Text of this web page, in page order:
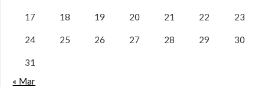
17 18 19 20 21 22 23
24 25 26 27 28 29 30
31
« Mar